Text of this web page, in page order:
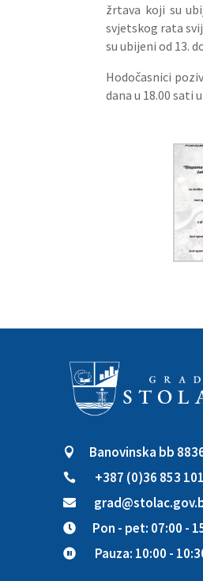
žrtava koji su
svjetskog rata
su ubijeni od 13.
Hodočasnici
dana u 18.00 sati
 Banovinska bb
 +387 (0)36 853 101

 Pon - pet: 07:00 -
 Pauza: 10:00 -